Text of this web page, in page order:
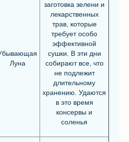
Луна
заготовка зелени и
лекарственных
трав, которые
требует особо
эффективной
сушки. В эти дни
собирают все, что
не подлежит
длительному
хранению. Удаются
в это время
консервы и
соленья